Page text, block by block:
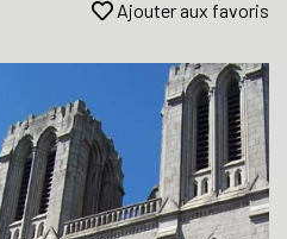
Ajouter aux favoris